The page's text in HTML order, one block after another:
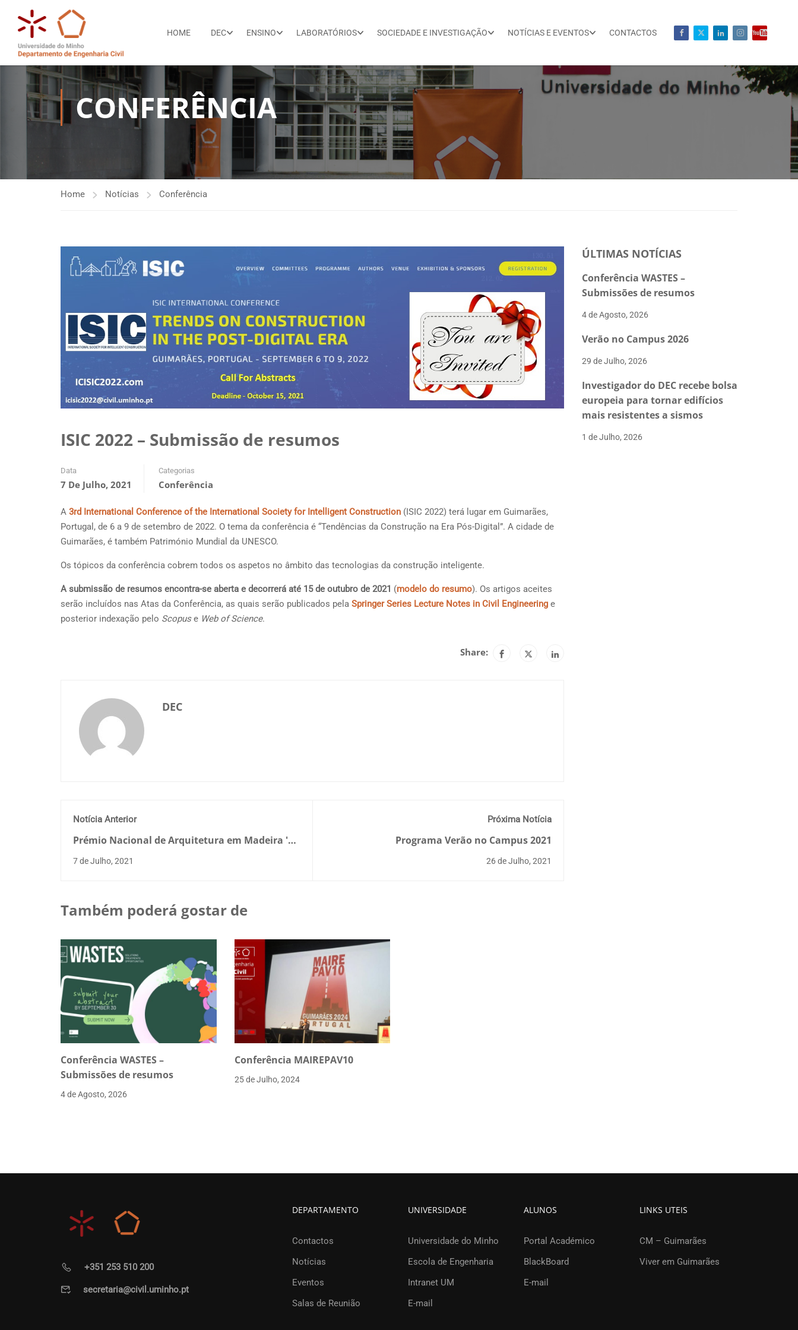
HOME DEC ENSINO LABORATÓRIOS SOCIEDADE E INVESTIGAÇÃO NOTÍCIAS E EVENTOS CONTACTOS
CONFERÊNCIA
Home Notícias Conferência
ISIC 2022 – Submissão de resumos
Data
7 De Julho, 2021
Categorias
Conferência
A 3rd International Conference of the International Society for Intelligent Construction (ISIC 2022) terá lugar em Guimarães,
Portugal, de 6 a 9 de setembro de 2022. O tema da conferência é “Tendências da Construção na Era Pós-Digital”. A cidade de
Guimarães, é também Património Mundial da UNESCO.
Os tópicos da conferência cobrem todos os aspetos no âmbito das tecnologias da construção inteligente.
A submissão de resumos encontra-se aberta e decorrerá até 15 de outubro de 2021 (modelo do resumo). Os artigos aceites
serão incluídos nas Atas da Conferência, as quais serão publicados pela Springer Series Lecture Notes in Civil Engineering e
posterior indexação pelo Scopuse Web of Science.
Share:
DEC
Notícia Anterior
Prémio Nacional de Arquitetura em Madeira '
21
7 de Julho, 2021
Próxima Notícia
Programa Verão no Campus 2021
26 de Julho, 2021
Também poderá gostar de
Conferência WASTES –
Submissões de resumos
4 de Agosto, 2026
Conferência MAIREPAV10
25 de Julho, 2024
ÚLTIMAS NOTÍCIAS
Conferência WASTES –
Submissões de resumos
4 de Agosto, 2026
Verão no Campus 2026
29 de Julho, 2026
Investigador do DEC recebe bolsa
europeia para tornar edifícios
mais resistentes a sismos
1 de Julho, 2026
+351 253 510 200
secretaria@civil.uminho.pt
DEPARTAMENTO
Contactos
Notícias
Eventos
Salas de Reunião
UNIVERSIDADE
Universidade do Minho
Escola de Engenharia
Intranet UM
E-mail
ALUNOS
Portal Académico
BlackBoard
E-mail
LINKS UTEIS
CM – Guimarães
Viver em Guimarães